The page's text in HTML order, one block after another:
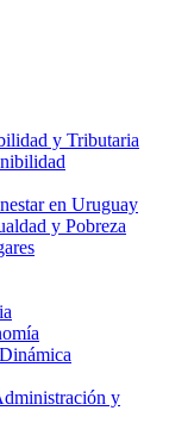
y Tributaria
en Uruguay
y Pobreza
y